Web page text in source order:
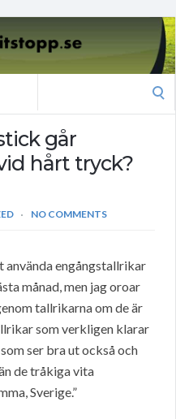
går
hårt tryck?
NO COMMENTS
använda engångstallrikar
månad, men jag oroar
tallrikarna om de är
som verkligen klarar
ser bra ut också och
de tråkiga vita
Sverige.”